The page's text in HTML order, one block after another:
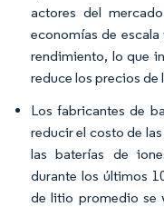
actores del
economías de
rendimiento, lo que
reduce los precios de
Los fabricantes de
reducir el costo de
las baterías de
durante los últimos
de litio promedio se